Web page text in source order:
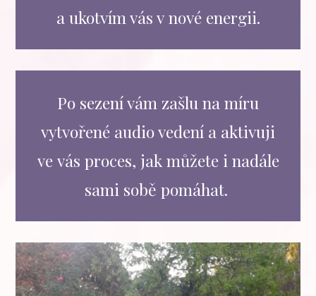
a ukotvím vás v nové energii.
Po sezení vám zašlu na míru
vytvořené audio vedení a aktivuji
ve vás proces, jak můžete i nadále
sami sobě pomáhat.